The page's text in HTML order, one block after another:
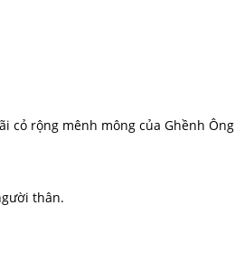
cỏ rộng mênh mông của Ghềnh Ông
thân.